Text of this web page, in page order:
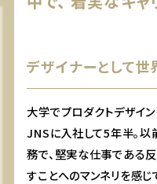
デザイナーとして
大学でプロダクトデザイ
JNSに入社して5年半。
務で、堅実な仕事である
すことへのマンネリを感じ